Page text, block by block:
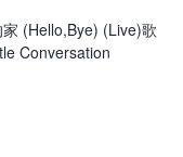
(Hello,Bye) (Live)歌
Conversation